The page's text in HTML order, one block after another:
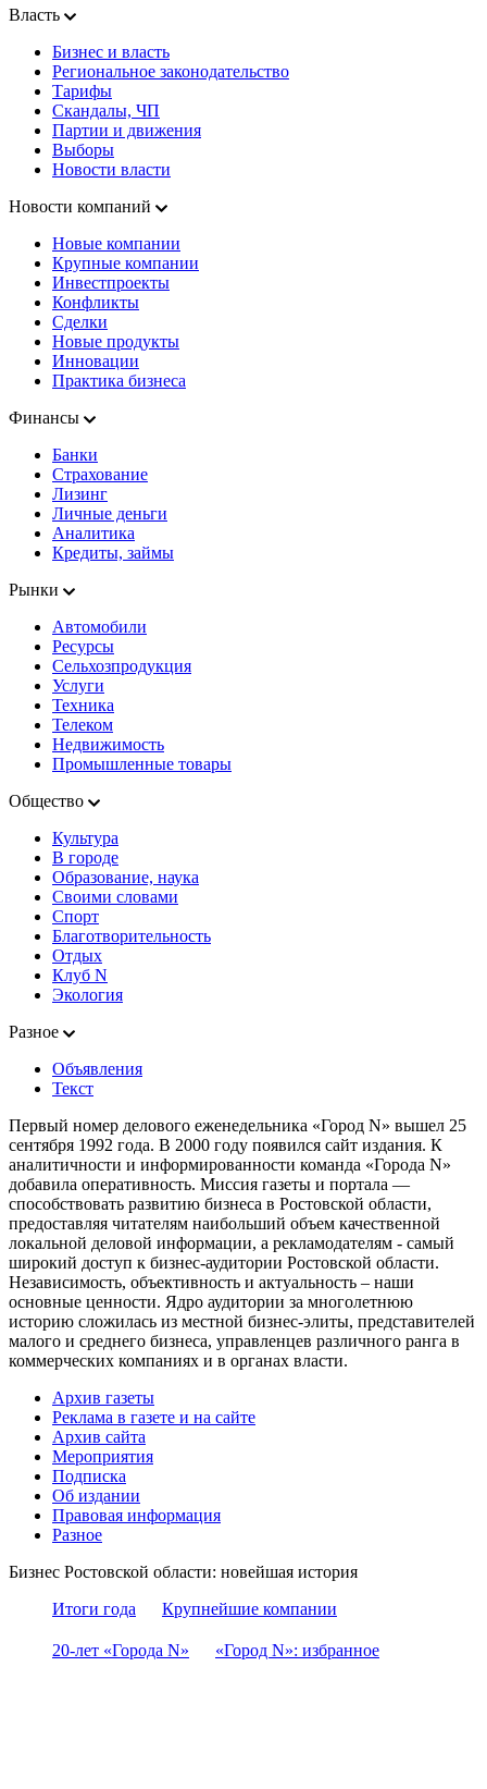
Власть
Бизнес и власть
Региональное законодательство
Тарифы
Скандалы, ЧП
Партии и движения
Выборы
Новости власти
Новости компаний
Новые компании
Крупные компании
Инвестпроекты
Конфликты
Сделки
Новые продукты
Инновации
Практика бизнеса
Финансы
Банки
Страхование
Лизинг
Личные деньги
Аналитика
Кредиты, займы
Рынки
Автомобили
Ресурсы
Сельхозпродукция
Услуги
Техника
Телеком
Недвижимость
Промышленные товары
Общество
Культура
В городе
Образование, наука
Своими словами
Спорт
Благотворительность
Отдых
Клуб N
Экология
Разное
Объявления
Текст
Первый номер делового еженедельника «Город N» вышел 25
сентября 1992 года. В 2000 году появился сайт издания. К
аналитичности и информированности команда «Города N»
добавила оперативность. Миссия газеты и портала —
способствовать развитию бизнеса в Ростовской области,
предоставляя читателям наибольший объем качественной
локальной деловой информации, а рекламодателям - самый
широкий доступ к бизнес-аудитории Ростовской области.
Независимость, объективность и актуальность – наши
основные ценности. Ядро аудитории за многолетнюю
историю сложилась из местной бизнес-элиты, представителей
малого и среднего бизнеса, управленцев различного ранга в
коммерческих компаниях и в органах власти.
Архив газеты
Реклама в газете и на сайте
Архив сайта
Мероприятия
Подписка
Об издании
Правовая информация
Разное
Бизнес Ростовской области: новейшая история
Итоги года
Крупнейшие компании
20-лет «Города N» «Город N»: избранное